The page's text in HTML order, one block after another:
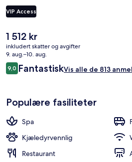
Det tar 8 minutter å gå til Castro Pretorio
til V.le Regina Margherita/Nomentana
VIP Access
Den
nåværende
prisen
er
1 512 kr
1 512 kr
inkludert skatter og avgifter
9. aug.–10. aug.
Anmeldelser
9,09,0 av 10 –
FantastiskVis alle de 813
Populære fasiliteter
Spa
Kjæledyrvennlig
Restaurant